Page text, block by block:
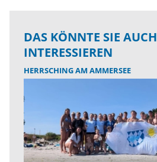
DAS KÖNNTE SIE AUCH
INTERESSIEREN
HERRSCHING AM AMMERSEE